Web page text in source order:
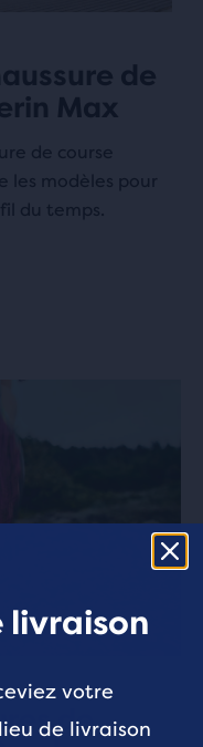
de
Max
de course
les modèles pour
du temps.
de
livraison
votre
de livraison